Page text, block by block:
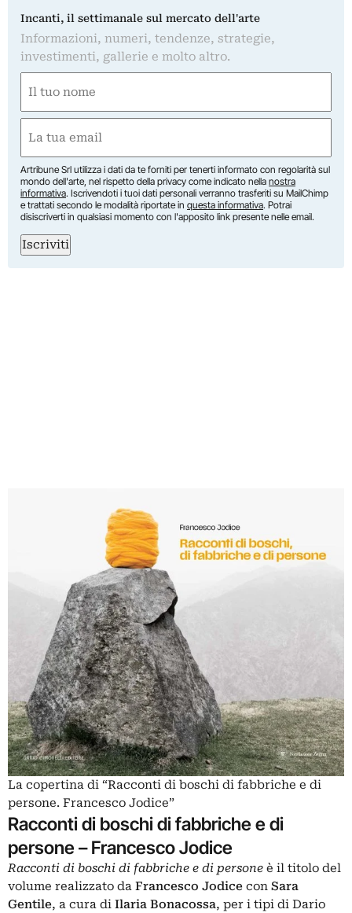
Incanti, il settimanale sul mercato dell'arte
Informazioni, numeri, tendenze, strategie,
investimenti, gallerie e molto altro.
(Obbligatorio)
Nome
(Obbligatorio)
Artribune Srl utilizza i dati da te forniti per tenerti informato con regolarità sul
mondo dell'arte, nel rispetto della privacy come indicato nella nostra
informativa. Iscrivendoti i tuoi dati personali verranno trasferiti su MailChimp
e trattati secondo le modalità riportate in questa informativa. Potrai
disiscriverti in qualsiasi momento con l'apposito link presente nelle email.
Iscriviti
La copertina di “Racconti di boschi di fabbriche e di
persone. Francesco Jodice”
Racconti di boschi di fabbriche e di
persone –Francesco Jodice
Racconti di boschi di fabbriche e di persone è il titolo del
volume realizzato da Francesco Jodice con Sara
Gentile, a cura di Ilaria Bonacossa, per i tipi di Dario